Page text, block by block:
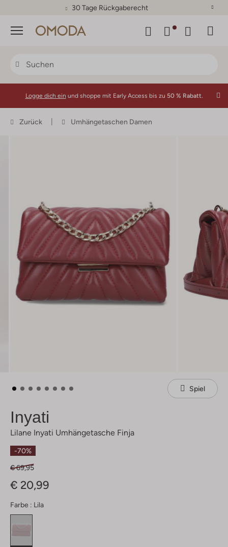
30 Tage Rückgaberecht
Menü
Logge dich ein und shoppe mit Early Access bis zu 50 % Rabatt.
Zurück Umhängetaschen Damen
Spiel
Inyati
Lilane Inyati Umhängetasche Finja
-70%
€ 69,95
€ 20,99
Farbe : Lila